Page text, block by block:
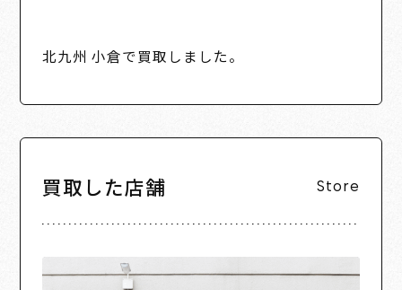
北九州 小倉で買取しました。
買取した店舗 Store